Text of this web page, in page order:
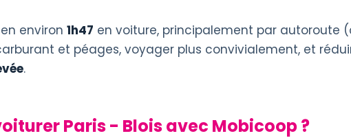
environ 1h47 en voiture, principalement par autoroute
et péages, voyager plus convivialement, et
.
Paris - Blois avec Mobicoop ?